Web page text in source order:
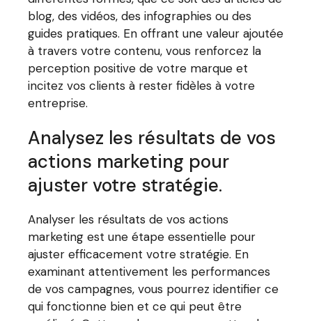
blog, des vidéos, des infographies ou des
guides pratiques. En offrant une valeur ajoutée
à travers votre contenu, vous renforcez la
perception positive de votre marque et
incitez vos clients à rester fidèles à votre
entreprise.
Analysez les résultats de vos
actions marketing pour
ajuster votre stratégie.
Analyser les résultats de vos actions
marketing est une étape essentielle pour
ajuster efficacement votre stratégie. En
examinant attentivement les performances
de vos campagnes, vous pourrez identifier ce
qui fonctionne bien et ce qui peut être